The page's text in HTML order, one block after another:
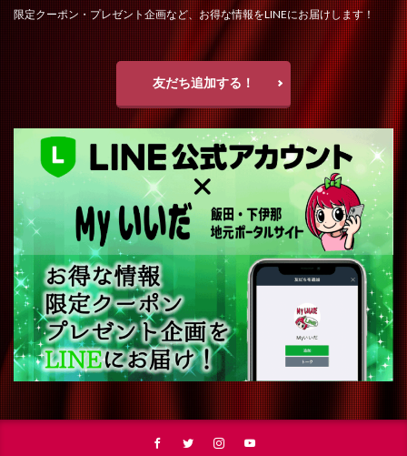
限定クーポン・プレゼント企画など、お得な情報をLINEにお届けします！
友だち追加する！